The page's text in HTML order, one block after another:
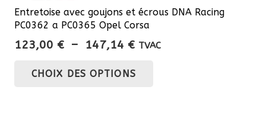
Entretoise avec goujons et écrous DNA Racing
PC0362 a PC0365 Opel Corsa
123,00 € – 147,14 €Plage
prix :
TVAC
CHOIX DES OPTIONS